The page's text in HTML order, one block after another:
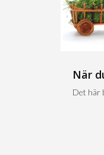
När
Det här